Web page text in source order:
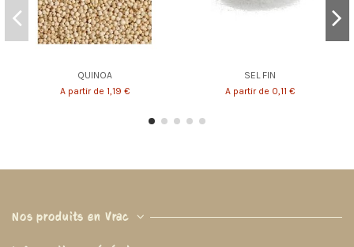
QUINOA
A partir de 1,19 €
SEL FIN
A partir de 0,11 €
Nos produits en Vrac